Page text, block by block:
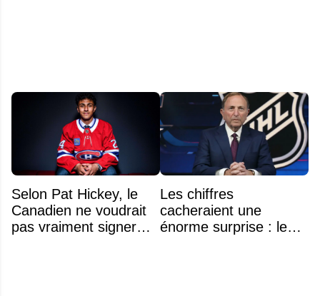
Selon Pat Hickey, le
Canadien ne voudrait
pas vraiment signer
Les chiffres
cacheraient une
énorme surprise : le